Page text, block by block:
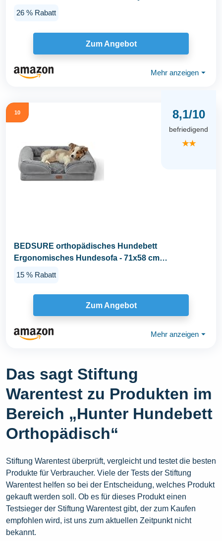
und...
26 % Rabatt
Zum Angebot
Mehr anzeigen ⏷
10 8,1/10
befriedigend
★★
BEDSURE orthopädisches Hundebett
Ergonomisches Hundesofa - 71x58 cm
15 % Rabatt
Zum Angebot
Mehr anzeigen ⏷
Das sagt Stiftung
Warentest zu Produkten im
Bereich „Hunter Hundebett
Orthopädisch“
Stiftung Warentest überprüft, vergleicht und testet die besten
Produkte für Verbraucher. Viele der Tests der Stiftung
Warentest helfen so bei der Entscheidung, welches Produkt
gekauft werden soll. Ob es für dieses Produkt einen
Testsieger der Stiftung Warentest gibt, der zum Kaufen
empfohlen wird, ist uns zum aktuellen Zeitpunkt nicht
bekannt.